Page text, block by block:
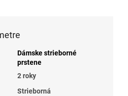
Dámske strieborné
prstene
2 roky
Strieborná